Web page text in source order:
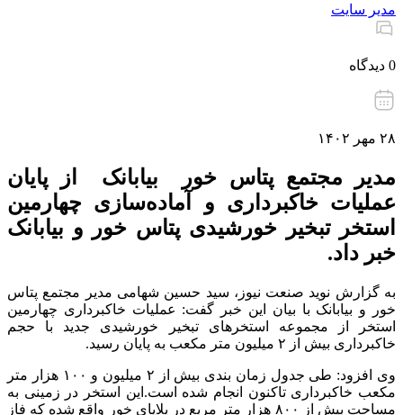
مدیر سایت
0 دیدگاه
۲۸ مهر ۱۴۰۲
مدیر مجتمع پتاس خور بیابانک از پایان
عملیات خاکبرداری و آماده‌سازی چهارمین
استخر تبخیر خورشیدی پتاس خور و بیابانک
خبر داد.
به گزارش نوید صنعت نیوز، سید حسین شهامی مدیر مجتمع پتاس
خور و بیابانک با بیان این خبر گفت: عملیات خاکبرداری چهارمین
استخر از مجموعه استخرهای تبخیر خورشیدی جدید با حجم
خاکبرداری بیش از ۲ میلیون متر مکعب به پایان رسید.
وی افزود: طی جدول زمان بندی بیش از ۲ میلیون و ۱۰۰ هزار متر
مکعب خاکبرداری تاکنون انجام شده است.این استخر در زمینی به
مساحت بیش از ۸۰۰ هزار متر مربع در پلایای خور واقع شده که فاز